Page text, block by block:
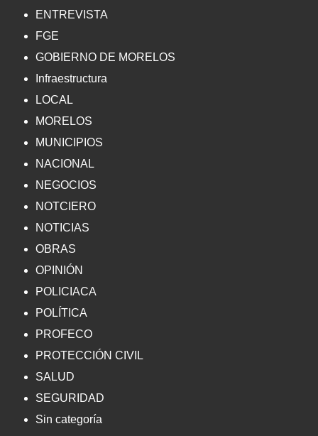
ENTREVISTA
FGE
GOBIERNO DE MORELOS
Infraestructura
LOCAL
MORELOS
MUNICIPIOS
NACIONAL
NEGOCIOS
NOTCIERO
NOTICIAS
OBRAS
OPINIÓN
POLICIACA
POLÍTICA
PROFECO
PROTECCIÓN CIVIL
SALUD
SEGURIDAD
Sin categoría